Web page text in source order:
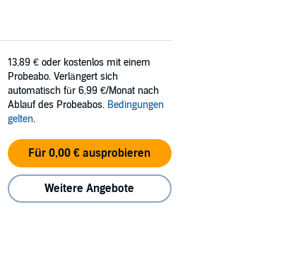
13,89 € oder kostenlos mit einem
Probeabo. Verlängert sich
automatisch für 6,99 €/Monat nach
Ablauf des Probeabos. Bedingungen
gelten.
Für 0,00 € ausprobieren
Weitere Angebote